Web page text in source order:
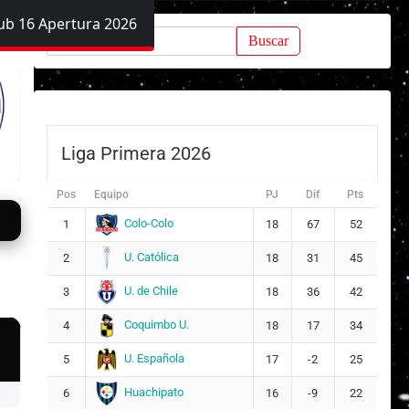
16 Apertura 2026
Buscar:
Liga Primera 2026
Pos Equipo PJ Dif Pts
1 Colo-Colo 18 67 52
2 U. Católica 18 31 45
3 U. de Chile 18 36 42
4 Coquimbo U. 18 17 34
5 U. Española 17 -2 25
6 Huachipato 16 -9 22